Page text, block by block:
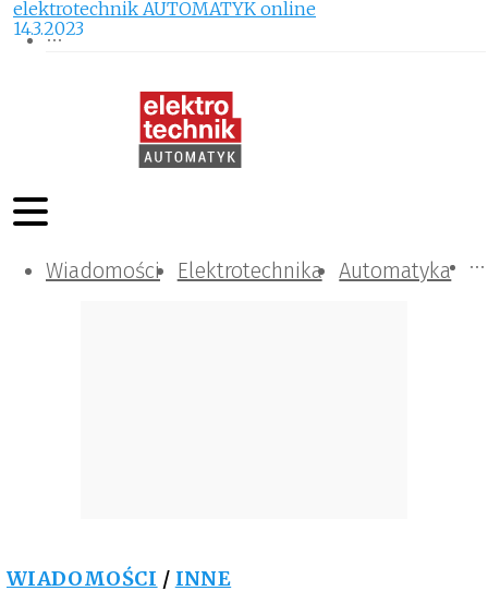
Wiadomości Elektrotechnika Automatyka
Komunikacja i IT
Kontrola
Tematy specjalne
WIADOMOŚCI / INNE
elektrotechnik AUTOMATYK online
14.3.2023